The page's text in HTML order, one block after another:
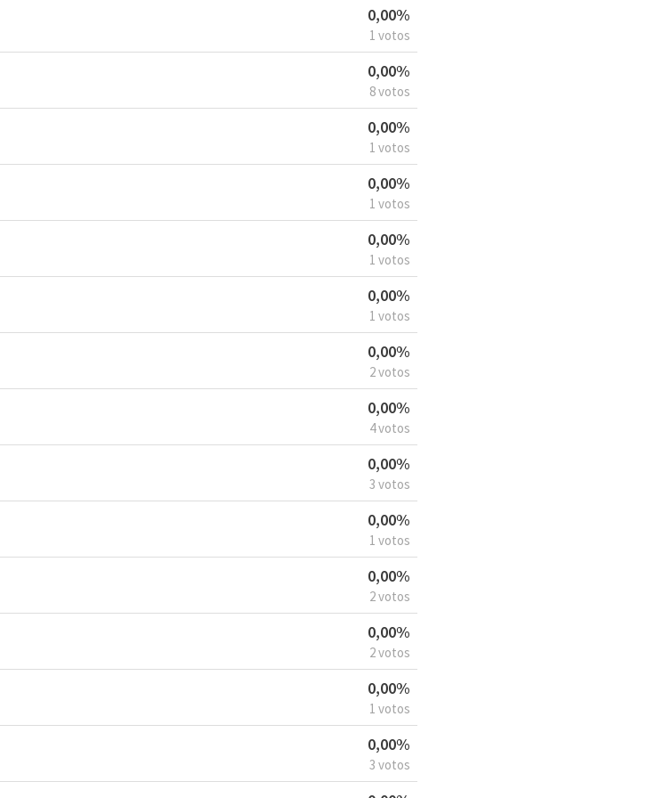
0,00%
1 votos
0,00%
8 votos
0,00%
1 votos
0,00%
1 votos
0,00%
1 votos
0,00%
1 votos
0,00%
2 votos
0,00%
4 votos
0,00%
3 votos
0,00%
1 votos
0,00%
2 votos
0,00%
2 votos
0,00%
1 votos
0,00%
3 votos